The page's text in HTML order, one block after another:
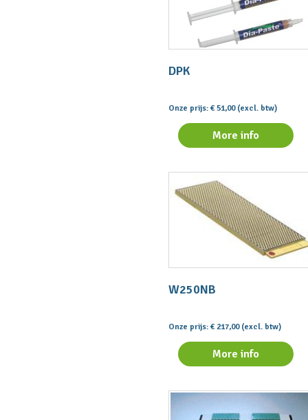
DPK
Onze prijs: € 51,00 (excl. btw)
More info
W250NB
Onze prijs: € 217,00 (excl. btw)
More info